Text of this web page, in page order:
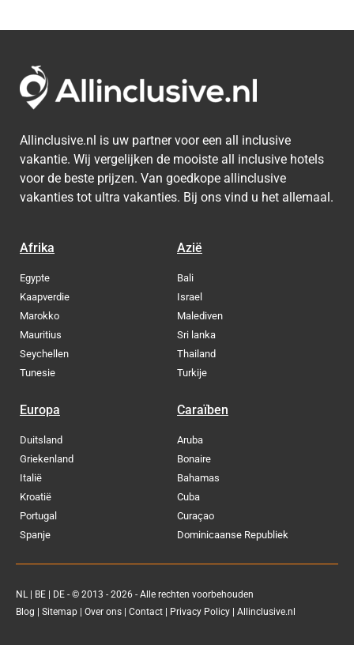
Allinclusive.nl is uw partner voor een all inclusive
vakantie. Wij vergelijken de mooiste all inclusive hotels
voor de beste prijzen. Van goedkope allinclusive
vakanties tot ultra vakanties. Bij ons vind u het allemaal.
Afrika
Egypte
Kaapverdie
Marokko
Mauritius
Seychellen
Tunesie
Azië
Bali
Israel
Malediven
Sri lanka
Thailand
Turkije
Europa
Duitsland
Griekenland
Italië
Kroatië
Portugal
Spanje
Caraïben
Aruba
Bonaire
Bahamas
Cuba
Curaçao
Dominicaanse Republiek
NL| BE DE - © 2013 - 2026 - Alle rechten voorbehouden
Blog
Sitemap Over ons Contact Privacy Policy | Allinclusive.nl